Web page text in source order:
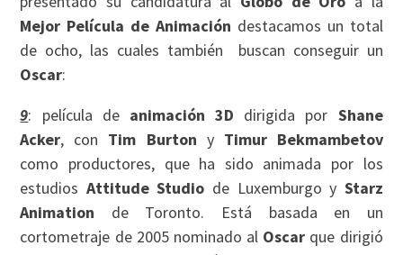
Mejor Película de Animación destacamos un total
de ocho, las cuales también buscan conseguir un
Oscar:
9: película de animación 3D dirigida por Shane
Acker, con Tim Burton y Timur Bekmambetov
como productores, que ha sido animada por los
estudios Attitude Studio de Luxemburgo y Starz
Animation de Toronto. Está basada en un
cortometraje de 2005 nominado al Oscar que dirigió